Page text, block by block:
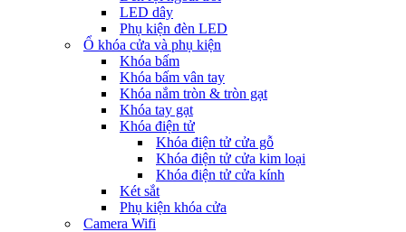
LED dây
Phụ kiện đèn LED
Ổ khóa cửa và phụ kiện
Khóa bấm
Khóa bấm vân tay
Khóa nắm tròn & tròn gạt
Khóa tay gạt
Khóa điện tử
Khóa điện tử cửa gỗ
Khóa điện tử cửa kim loại
Khóa điện tử cửa kính
Két sắt
Phụ kiện khóa cửa
Camera Wifi